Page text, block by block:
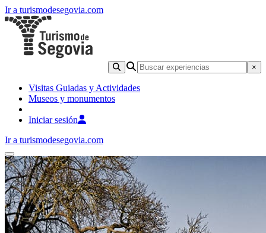
Ir a turismodesegovia.com
×
Visitas Guiadas y Actividades
Museos y monumentos
Iniciar sesión
Ir a turismodesegovia.com